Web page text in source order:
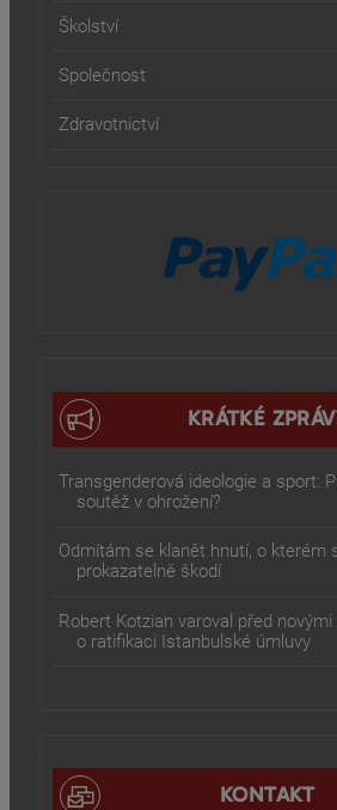
Školství
Společnost
Zdravotnictví
KRÁTKÉ
Transgenderová ideologie a sport:
soutěž v ohrožení?
Odmítám se klanět hnutí, o kterém
prokazatelně škodí
Robert Kotzian varoval před
o ratifikaci Istanbulské úmluvy
KONTAKT